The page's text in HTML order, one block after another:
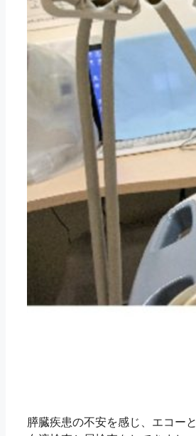
膵臓疾患の不安を感じ、エコーと